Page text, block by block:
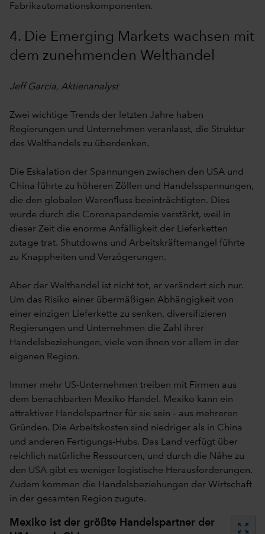
Fabrikautomationskomponenten.
4. Die Emerging Markets wachsen mit
dem zunehmenden Welthandel
Jeff Garcia, Aktienanalyst
Zwei wichtige Trends der letzten Jahre haben
Regierungen und Unternehmen veranlasst, die Struktur
des Welthandels zu überdenken.
Die Eskalation der Spannungen zwischen den USA und
China führte zu höheren Zöllen und Handelsspannungen,
die den globalen Warenfluss beeinträchtigten. Dies
wurde durch die Coronapandemie verstärkt, weil in
dieser Zeit die enorme Anfälligkeit der Lieferketten
zutage trat. Shutdowns und Arbeitskräftemangel führte
zu Knappheiten und Verzögerungen.
Aber der Welthandel ist nicht tot, er verändert sich nur.
Um das Risiko einer übermäßigen Abhängigkeit von
einer einzigen Lieferkette zu senken, diversifizieren
Regierungen und Unternehmen die Zahl ihrer
Handelsbeziehungen, viele von ihnen vor allem in der
eigenen Region.
Immer mehr US-Unternehmen treiben mit Firmen aus
dem benachbarten Mexiko Handel. Mexiko kann ein
attraktiver Handelspartner für sie sein – aus mehreren
Gründen. Die Arbeitskosten sind niedriger als in China
und anderen Fertigungs-Hubs. Das Land verfügt über
reichlich natürliche Ressourcen, und durch die Nähe zu
den USA gibt es weniger logistische Herausforderungen.
Zudem kommen die Handelsbeziehungen der Wirtschaft
in der gesamten Region zugute.
Mexiko ist der größte Handelspartner der
zoom_out_map